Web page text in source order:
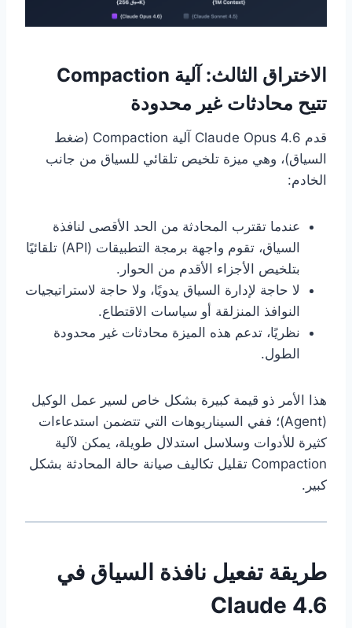
الاختراق الثالث: آلية Compaction
تتيح محادثات غير محدودة
قدم Claude Opus 4.6 آلية Compaction (ضغط
السياق)، وهي ميزة تلخيص تلقائي للسياق من جانب
الخادم:
عندما تقترب المحادثة من الحد الأقصى لنافذة
السياق، تقوم واجهة برمجة التطبيقات (API) تلقائيًا
بتلخيص الأجزاء الأقدم من الحوار.
لا حاجة لإدارة السياق يدويًا، ولا حاجة لاستراتيجيات
النوافذ المنزلقة أو سياسات الاقتطاع.
نظريًا، تدعم هذه الميزة محادثات غير محدودة
الطول.
هذا الأمر ذو قيمة كبيرة بشكل خاص لسير عمل الوكيل
(Agent)؛ ففي السيناريوهات التي تتضمن استدعاءات
كثيرة للأدوات وسلاسل استدلال طويلة، يمكن لآلية
Compaction تقليل تكاليف صيانة حالة المحادثة بشكل
كبير.
طريقة تفعيل نافذة السياق في
Claude 4.6